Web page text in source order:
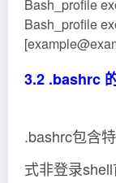
Bash_profile
Bash_profile
3.2 .bashrc
.bashrc包含
式非登录